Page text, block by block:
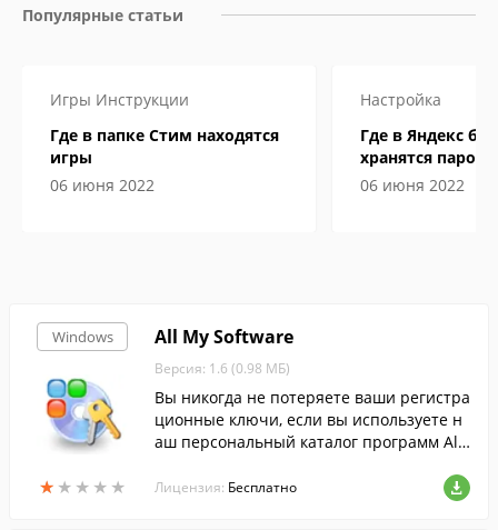
Популярные статьи
Игры Инструкции
Где в папке Стим находятся
игры
06 июня 2022
Настройка
Где в Яндекс
хранятся пароли
06 июня 2022
Windows
★ ★ ★ ★ ★
★ ★ ★ ★ ★
All My Software
Версия: 1.6 (0.98 МБ)
Вы никогда не потеряете ваши регистра
ционные ключи, если вы используете н
аш персональный каталог программ All
Лицензия: Бесплатно